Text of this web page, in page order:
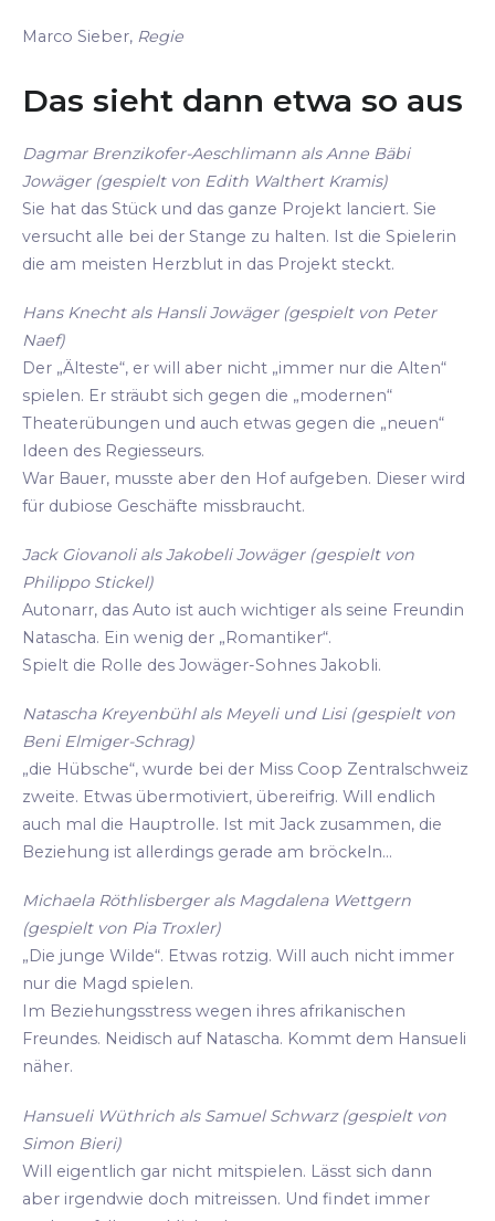
Marco Sieber, Regie
Das sieht dann etwa so aus
Dagmar Brenzikofer-Aeschlimann als Anne Bäbi
Jowäger (gespielt von Edith Walthert Kramis)
Sie hat das Stück und das ganze Projekt lanciert. Sie
versucht alle bei der Stange zu halten. Ist die Spielerin
die am meisten Herzblut in das Projekt steckt.
Hans Knecht als Hansli Jowäger (gespielt von Peter
Naef)
Der „Älteste“, er will aber nicht „immer nur die Alten“
spielen. Er sträubt sich gegen die „modernen“
Theaterübungen und auch etwas gegen die „neuen“
Ideen des Regiesseurs.
War Bauer, musste aber den Hof aufgeben. Dieser wird
für dubiose Geschäfte missbraucht.
Jack Giovanoli als Jakobeli Jowäger (gespielt von
Philippo Stickel)
Autonarr, das Auto ist auch wichtiger als seine Freundin
Natascha. Ein wenig der „Romantiker“.
Spielt die Rolle des Jowäger-Sohnes Jakobli.
Natascha Kreyenbühl als Meyeli und Lisi (gespielt von
Beni Elmiger-Schrag)
„die Hübsche“, wurde bei der Miss Coop Zentralschweiz
zweite. Etwas übermotiviert, übereifrig. Will endlich
auch mal die Hauptrolle. Ist mit Jack zusammen, die
Beziehung ist allerdings gerade am bröckeln...
Michaela Röthlisberger als Magdalena Wettgern
(gespielt von Pia Troxler)
„Die junge Wilde“. Etwas rotzig. Will auch nicht immer
nur die Magd spielen.
Im Beziehungsstress wegen ihres afrikanischen
Freundes. Neidisch auf Natascha. Kommt dem Hansueli
näher.
Hansueli Wüthrich als Samuel Schwarz (gespielt von
Simon Bieri)
Will eigentlich gar nicht mitspielen. Lässt sich dann
aber irgendwie doch mitreissen. Und findet immer